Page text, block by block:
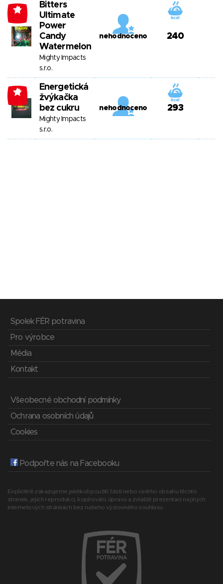
-4
Bitters
Ultimate
Power
Candy
Watermelon
Mighty Impacts
s.r.o.
nehodnoceno 240
-8
Energetická
žvýkačka
bez cukru
Mighty Impacts
s.r.o.
nehodnoceno 293
Spolek FÉR potravina
Pro výrobce
Média
Kontakt
Všeobecné obchodní podmínky
Ochrana osobních údajů
Cookies
Podpořte nás na Facebooku
Explicitně zakazujeme jakékoli použití části nebo celého obsahu těchto
stránek, jejich reprodukci, kopírování, úpravu a zvláště prezentaci na jiných
internetových stránkách bez našeho výslovného souhlasu.